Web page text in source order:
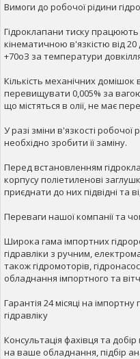
Вимоги до робочої рідини
Гідроклапани тиску працюють
кінематичною в'язкістю від
+70oЗ за температури
Кількість механічних домішок
перевищувати 0,005% за
що містяться в олії, не має
У разі зміни в'язкості
необхідно зробити її заміну.
Перед встановленням
корпусу поліетиленові
приєднати до них підвідні та
Переваги нашої компанії та
Широка гама імпортних
гідравліки з ручним,
також гідромоторів,
обладнання імпортного та
Гарантія 24 місяці на імпортну
гідравліку
Консультація фахівця та
на ваше обладнання, підбір